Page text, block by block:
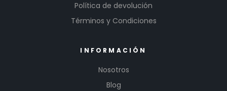
Política de devolución
Términos y Condiciones
INFORMACIÓN
Nosotros
Blog